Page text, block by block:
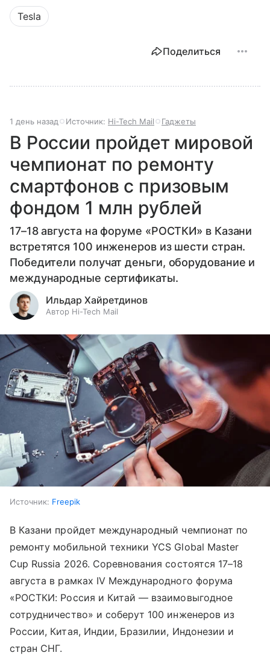
Tesla
Поделиться
1 день назад Источник: Hi-Tech Mail Гаджеты
В России пройдет мировой
чемпионат по ремонту
смартфонов с призовым
фондом 1 млн рублей
17–18 августа на форуме «РОСТКИ» в Казани
встретятся 100 инженеров из шести стран.
Победители получат деньги, оборудование и
международные сертификаты.
Ильдар Хайретдинов
Автор Hi-Tech Mail
Источник: Freepik
В Казани пройдет международный чемпионат по
ремонту мобильной техники YCS Global Master
Cup Russia 2026. Соревнования состоятся 17–18
августа в рамках IV Международного форума
«РОСТКИ: Россия и Китай — взаимовыгодное
сотрудничество» и соберут 100 инженеров из
России, Китая, Индии, Бразилии, Индонезии и
стран СНГ.